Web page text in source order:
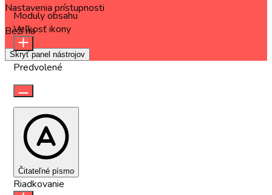
Nastavenia prístupnosti
Beží naOneTap
Skryť panel nástrojov
Moduly obsahu
Veľkosť ikony
Predvolené
Čitateľné písmo
Riadkovanie